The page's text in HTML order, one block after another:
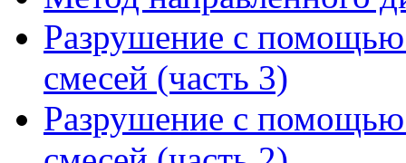
Разрушение с
смесей (часть 3)
Разрушение с